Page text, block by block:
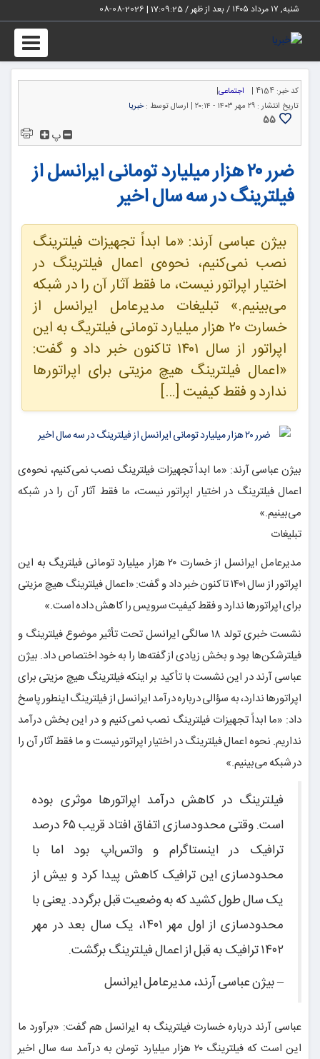
شنبه, ۱۷ مرداد ۱۴۰۵ / بعد از ظهر / 17:09:26
|
2026-08-08
کد خبر: 4154 | اجتماعی|
تاریخ انتشار : ۲۹ مهر ۱۴۰۳ - ۲۰:۱۴ | ارسال توسط :خبریا
55
پ
ضرر ۲۰ هزار میلیارد تومانی ایرانسل از
فیلترینگ در سه سال اخیر
بیژن عباسی آرند: «ما ابداً تجهیزات فیلترینگ
نصب نمی‌کنیم، نحوه‌ی اعمال فیلترینگ در
اختیار اپراتور نیست، ما فقط آثار آن را در شبکه
می‌بینیم.» تبلیغات مدیرعامل ایرانسل از
خسارت ۲۰ هزار میلیارد تومانی فیلتریگ به این
اپراتور از سال ۱۴۰۱ تاکنون خبر داد و گفت:
«اعمال فیلترینگ هیچ مزیتی برای اپراتورها
ندارد و فقط کیفیت […]
بیژن عباسی آرند: «ما ابداً تجهیزات فیلترینگ نصب نمی‌کنیم، نحوه‌ی
اعمال فیلترینگ در اختیار اپراتور نیست، ما فقط آثار آن را در شبکه
می‌بینیم.»
تبلیغات
مدیرعامل ایرانسل از خسارت ۲۰ هزار میلیارد تومانی فیلتریگ به این
اپراتور از سال ۱۴۰۱ تاکنون خبر داد و گفت: «اعمال فیلترینگ هیچ مزیتی
برای اپراتورها ندارد و فقط کیفیت سرویس را کاهش داده است.»
نشست خبری تولد ۱۸ سالگی ایرانسل تحت تأثیر موضوع فیلترینگ و
فیلترشکن‌ها بود و بخش زیادی از گفته‌ها را به خود اختصاص داد. بیژن
عباسی آرند در این نشست با تأکید بر اینکه فیلترینگ هیچ مزیتی برای
اپراتورها ندارد، به سؤالی درباره درآمد ایرانسل از فیلترینگ اینطور پاسخ
داد: «ما ابداً تجهیزات فیلترینگ نصب نمی‌کنیم و در این بخش درآمد
نداریم. نحوه اعمال فیلترینگ در اختیار اپراتور نیست و ما فقط آثار آن را
در شبکه می‌بینیم.»
فیلترینگ در کاهش درآمد اپراتورها موثری بوده
است. وقتی محدودسازی اتفاق افتاد قریب ۶۵ درصد
ترافیک در اینستاگرام و واتس‌اپ بود اما با
محدودسازی این ترافیک کاهش پیدا کرد و بیش از
یک سال طول کشید که به وضعیت قبل برگردد. یعنی با
محدودسازی از اول مهر ۱۴۰۱، یک سال بعد در مهر
۱۴۰۲ ترافیک به قبل از اعمال فیلترینگ برگشت.
– بیژن عباسی آرند، مدیرعامل ایرانسل
عباسی آرند درباره خسارت فیلترینگ به ایرانسل هم گفت: «برآورد ما
این است که فیلترینگ ۲۰ هزار میلیارد تومان به درآمد سه سال اخیر